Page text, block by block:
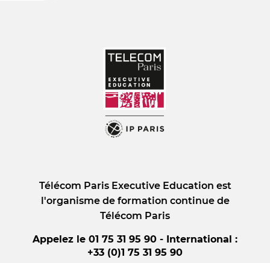
Télécom Paris Executive Education est
l'organisme de formation continue de
Télécom Paris
Appelez le 01 75 31 95 90 - International :
+33 (0)1 75 31 95 90